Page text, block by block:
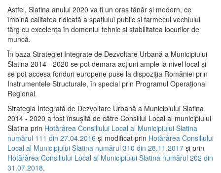
Astfel, Slatina anului 2020 va fi un oraş tânăr şi modern, ce
îmbină calitatea ridicată a spaţiului public şi farmecul vechiului
târg cu excelenţa în domeniul tehnic şi stabilitatea locurilor de
muncă.
În baza Strategiei Integrate de Dezvoltare Urbană a Municipiului
Slatina 2014 - 2020 se pot demara acţiuni ample la nivel local şi
se pot accesa fonduri europene puse la dispoziţia României prin
Instrumentele Structurale, în special prin Programul Operațional
Regional.
Strategia Integrată de Dezvoltare Urbană a Municipiului Slatina
2014 - 2020 a fost însuşită de către Consiliul Local al municipiului
Slatina prin Hotărârea Consiliului Local al Municipiului Slatina
numărul 111 din 27.04.2016 și modificat prin Hotărârea Consiliului
Local al Municipiului Slatina numărul 310 din 28.11.2017 și prin
Hotărârea Consiliului Local al Municipiului Slatina numărul 202 din
31.07.2018.